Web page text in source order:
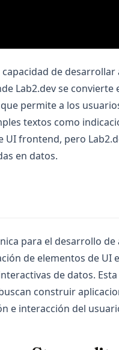
de desarrollar
Lab2.dev se convierte
permite a los
textos como
UI frontend, pero
en datos.
para el desarrollo de
de elementos de UI
de datos.
construir
e interacción del